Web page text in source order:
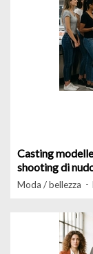
Casting
shooting di
Moda / bellezza